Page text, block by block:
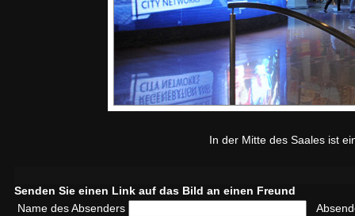
In der Mitte des Saales ist
Senden Sie einen Link auf das Bild an einen Freund
Name des Absenders